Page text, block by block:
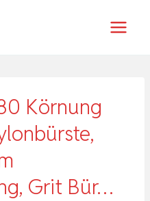
Körnung
Grit Bür…